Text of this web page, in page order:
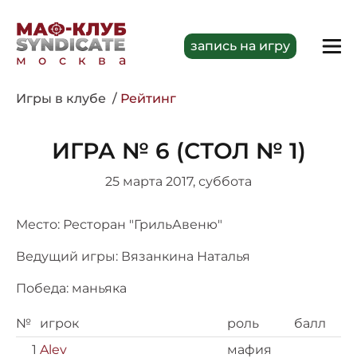
москва
запись на игру
Игры в клубе Рейтинг
ИГРА № 6 (СТОЛ № 1)
25 марта 2017, суббота
Место: Ресторан "ГрильАвеню"
Ведущий игры: Вязанкина Наталья
Победа: маньяка
№ игрок роль
балл
1 Alev
мафия